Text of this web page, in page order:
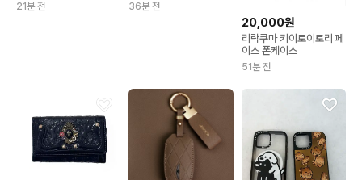
21분 전 36분 전
20,000원
리락쿠마 키이로이토리 페
이스 폰케이스
51분 전